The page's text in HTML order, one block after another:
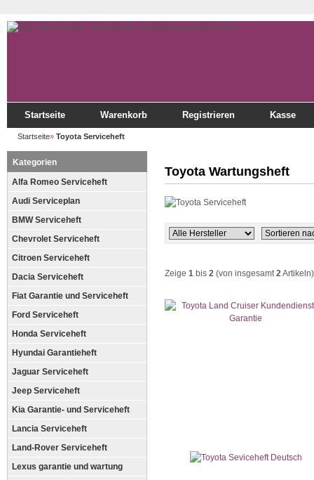
Startseite Warenkorb Registrieren Kasse
Startseite» Toyota Serviceheft
Kategorien
Alfa Romeo Serviceheft
Audi Serviceplan
BMW Serviceheft
Chevrolet Serviceheft
Citroen Serviceheft
Dacia Serviceheft
Fiat Garantie und Serviceheft
Ford Serviceheft
Honda Serviceheft
Hyundai Garantieheft
Jaguar Serviceheft
Jeep Serviceheft
Kia Garantie- und Serviceheft
Lancia Serviceheft
Land-Rover Serviceheft
Lexus garantie und wartung
Toyota Wartungsheft
Zeige 1 bis 2 (von insgesamt2Artikeln)